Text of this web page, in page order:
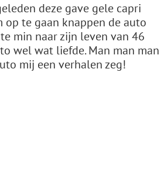
deze gave gele capri
op te gaan knappen de auto
min naar zijn leven van 46
wel wat liefde. Man man man
mij een verhalen zeg!